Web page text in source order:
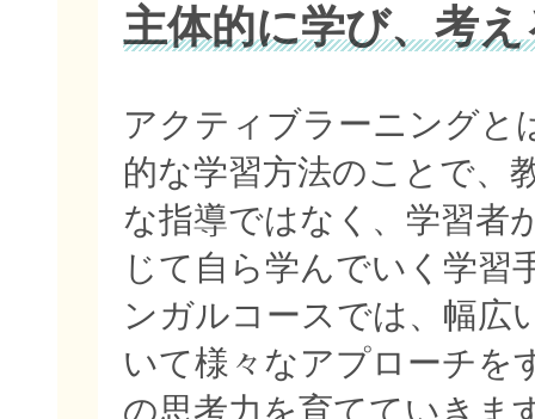
主体的に学び、考
アクティブラーニングと
的な学習方法のことで、
な指導ではなく、学習者
じて自ら学んでいく学習
ンガルコースでは、幅広
いて様々なアプローチを
の思考力を育てていきま